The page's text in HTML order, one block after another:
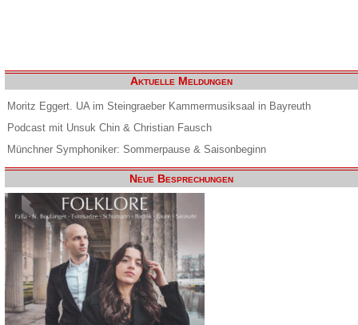
Aktuelle Meldungen
Moritz Eggert. UA im Steingraeber Kammermusiksaal in Bayreuth
Podcast mit Unsuk Chin & Christian Fausch
Münchner Symphoniker: Sommerpause & Saisonbeginn
Neue Besprechungen